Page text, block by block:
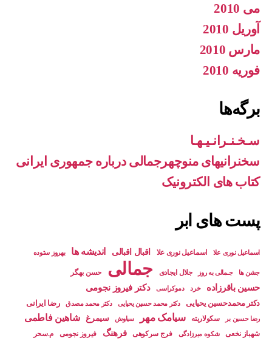
می 2010
آوریل 2010
مارس 2010
فوریه 2010
برگه‌ها
سـخـنـرانـیـهـا
سخنرانیهای منوچهرجمالی درباره جمهوری ایرانی
کتاب های الکترونیک
پست های ابر
اسماعيل نوری علا اسماعیل نوری علا اقبال اقبالی اندیشه ها بهروز ستوده
جشن ها جـمالی به روز جلال ایجادی جمالی حسن بهگر
حسین باقرزاده خرد دموکراسی دکتر فیروز نجومی
دکتر محمدحسین یحیایی دکتر محمد حسین یحیایی دکتر محمد مصدق رضا ایرانی
رضا حسین بر سکولاریته سیامک مهر سیاوش سیمرغ شاهین فاطمی
شهباز نخعی شکوه میرزادگی فرج سرکوهی فرهنگ فیروز نجومی م.سحر